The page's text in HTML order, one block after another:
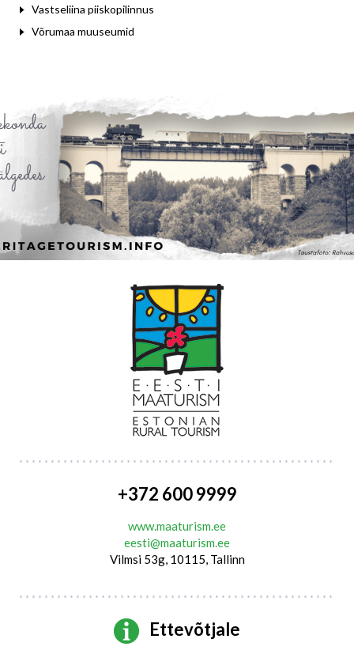
Vastseliina piiskopilinnus
Võrumaa muuseumid
+372 600 9999
www.maaturism.ee
eesti@maaturism.ee
Vilmsi 53g, 10115, Tallinn
Ettevõtjale